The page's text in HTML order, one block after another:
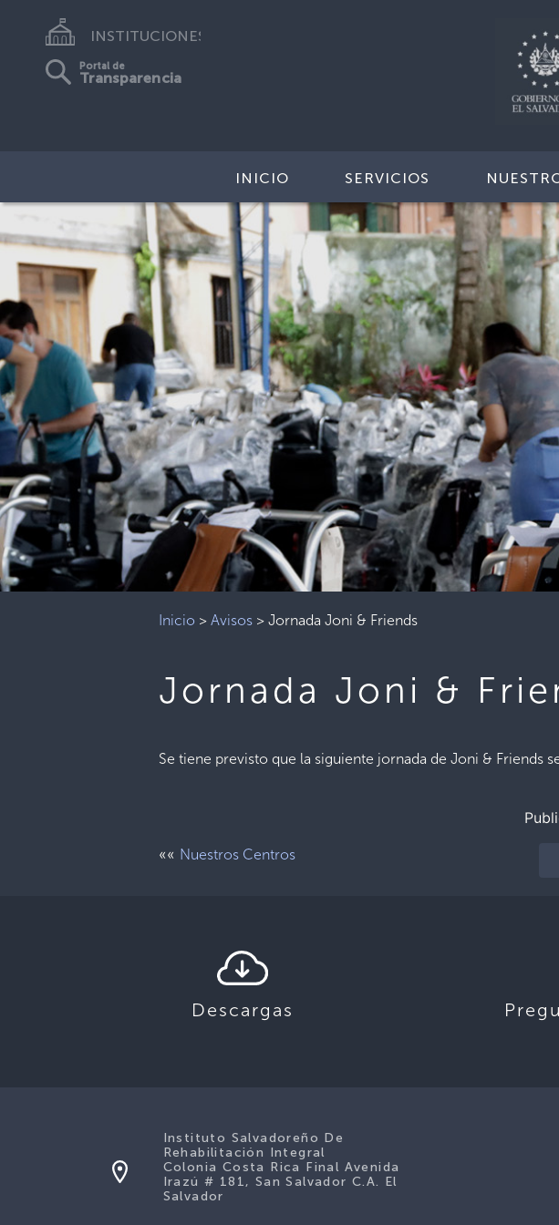
INSTITUCIONES
Portal de
Transparencia
INICIO SERVICIOS
Inicio >Avisos >Jornada Joni & Friends
Jornada Joni &
Se tiene previsto que la siguiente jornada de Joni & Friends
«« Nuestros Centros
Descargas
Instituto Salvadoreño De
Rehabilitación Integral
Colonia Costa Rica Final Avenida
Irazú # 181, San Salvador C.A. El
Salvador